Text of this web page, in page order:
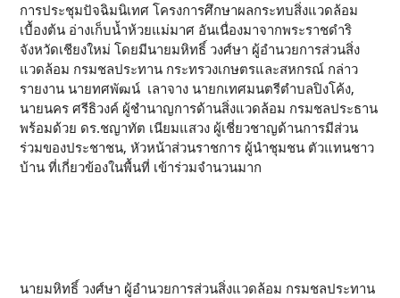
การประชุมปัจฉิมนิเทศ โครงการศึกษาผลกระทบสิ่งแวดล้อม
เบื้องต้น อ่างเก็บน้ำห้วยแม่มาศ อันเนื่องมาจากพระราชดำริ
จังหวัดเชียงใหม่ โดยมีนายมหิทธิ์ วงศ์ษา ผู้อำนวยการส่วนสิ่ง
แวดล้อม กรมชลประทาน กระทรวงเกษตรและสหกรณ์ กล่าว
รายงาน นายทศพัฒน์ เลาจาง นายกเทศมนตรีตำบลปิงโค้ง,
นายนคร ศรีธิวงค์ ผู้ชำนาญการด้านสิ่งแวดล้อม กรมชลประธาน
พร้อมด้วย ดร.ชญาทัต เนียมแสวง ผู้เชี่ยวชาญด้านการมีส่วน
ร่วมของประชาชน, หัวหน้าส่วนราชการ ผู้นำชุมชน ตัวแทนชาว
บ้าน ที่เกี่ยวข้องในพื้นที่ เข้าร่วมจำนวนมาก
นายมหิทธิ์ วงศ์ษา ผู้อำนวยการส่วนสิ่งแวดล้อม กรมชลประทาน